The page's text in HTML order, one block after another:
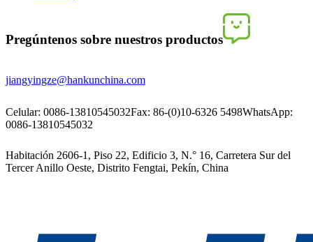
Pregúntenos sobre nuestros productos
jiangyingze@hankunchina.com
Celular: 0086-13810545032Fax: 86-(0)10-6326 5498WhatsApp:
0086-13810545032
Habitación 2606-1, Piso 22, Edificio 3, N.° 16, Carretera Sur del
Tercer Anillo Oeste, Distrito Fengtai, Pekín, China